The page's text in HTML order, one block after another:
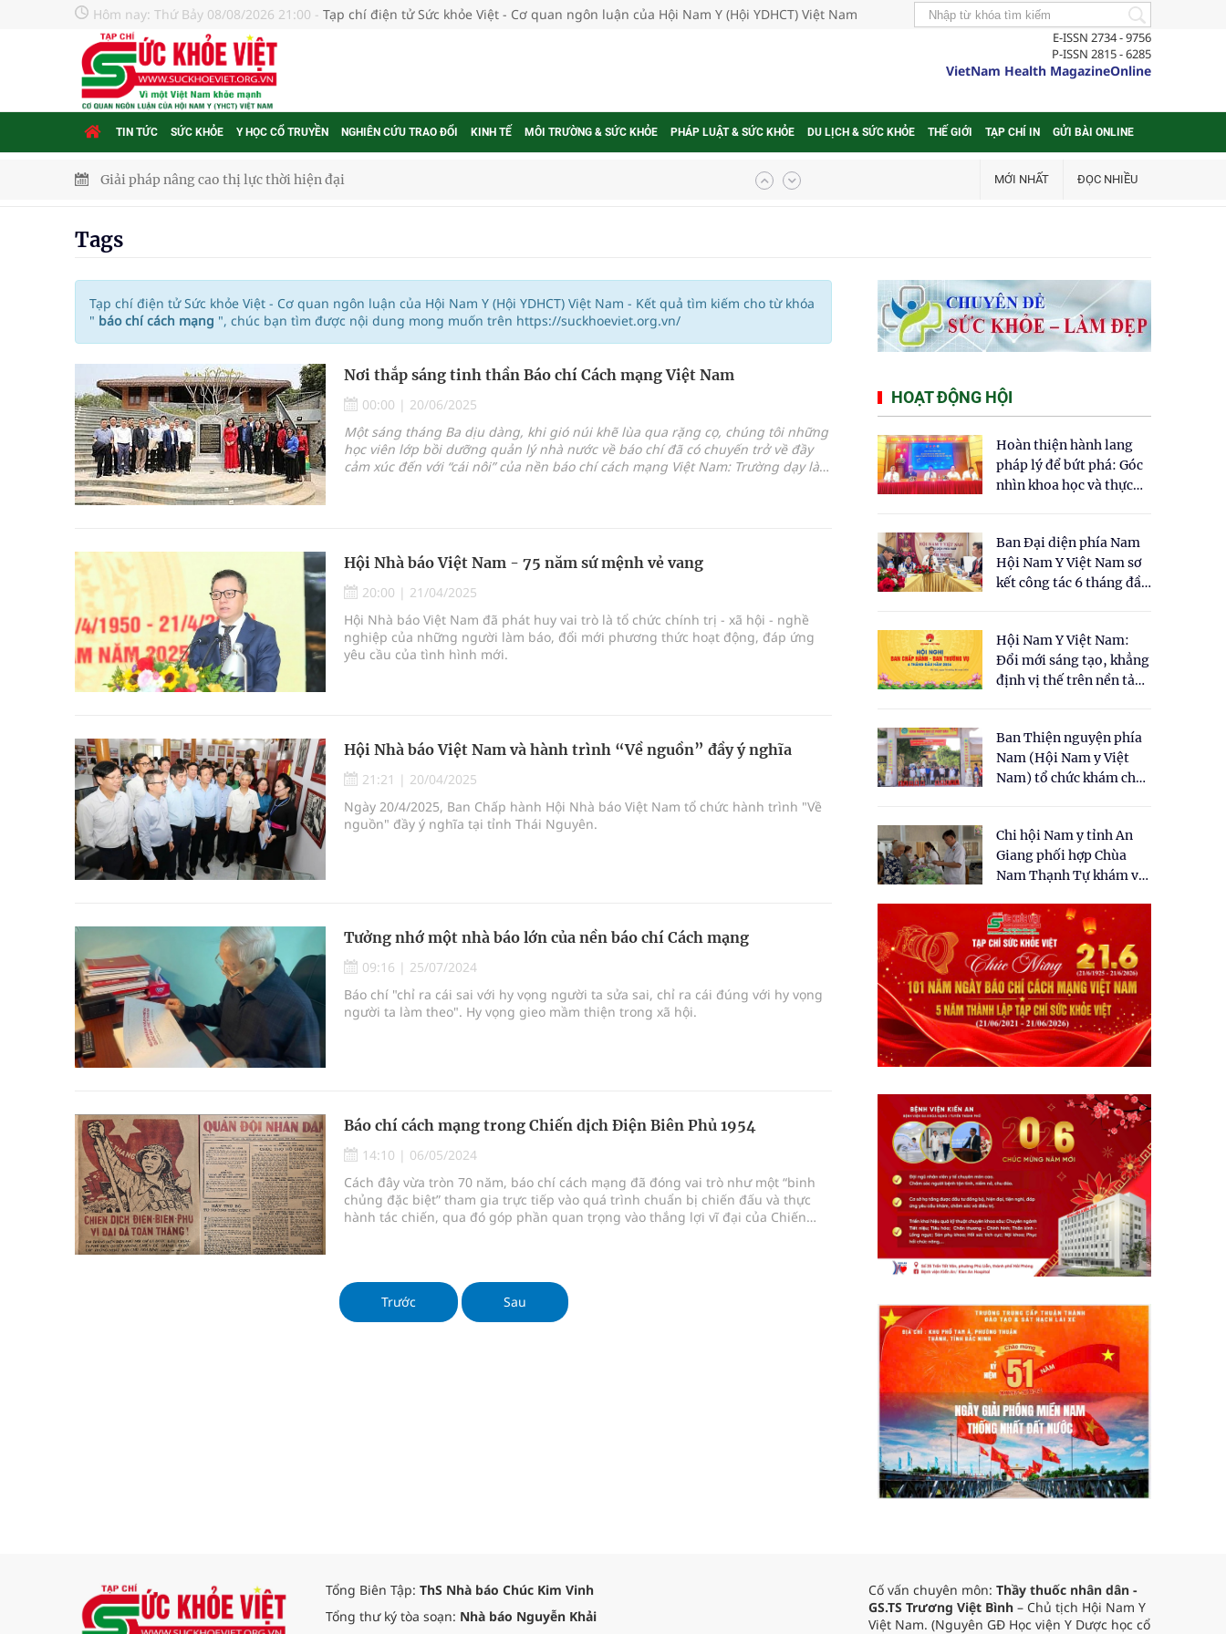
Hôm nay: Thứ Bảy 08/08/2026 21:00 - Tạp chí điện tử Sức khỏe Việt - Cơ quan ngôn luận của Hội Nam Y (Hội YDHCT) Việt Nam
E-ISSN 2734 - 9756
P-ISSN 2815 - 6285
VietNam Health MagazineOnline
TIN TỨC SỨC KHỎE Y HỌC CỔ TRUYỀN NGHIÊN CỨU TRAO ĐỔI KINH TẾ MÔI TRƯỜNG & SỨC KHỎE PHÁP LUẬT & SỨC KHỎE DU LỊCH & SỨC KHỎE THẾ GIỚI TẠP CHÍ IN GỬI BÀI ONLINE
Giải pháp nâng cao thị lực thời hiện đại
Dự báo thời tiết ngày 08/8/2026: Bắc Bộ nắng nóng, nhiệt độ cao nhất 35 độ
Đắk Lắk: Đẩy nhanh tiến độ khám sức khỏe định kỳ, khám sàng lọc cho người dân
Tổng hợp những cách trị thâm body nách, bẹn, mông cực hiệu quả
Tỷ lệ tật khúc xạ ở trẻ gia tăng: Khuyến nghị của chuyên gia
Nhiều lợi thế để nâng chất lượng y tế
Vương Thành Công: Khi việc học bắt đầu từ trải nghiệm thực tế
MỚI NHẤT ĐỌC NHIỀU
Tags
Tạp chí điện tử Sức khỏe Việt - Cơ quan ngôn luận của Hội Nam Y (Hội YDHCT) Việt Nam - Kết quả tìm kiếm cho từ khóa
" báo chí cách mạng ", chúc bạn tìm được nội dung mong muốn trên https://suckhoeviet.org.vn/
Nơi thắp sáng tinh thần Báo chí Cách mạng Việt Nam
00:00 | 20/06/2025
Một sáng tháng Ba dịu dàng, khi gió núi khẽ lùa qua rặng cọ, chúng tôi những
học viên lớp bồi dưỡng quản lý nhà nước về báo chí đã có chuyến trở về đầy
cảm xúc đến với “cái nôi” của nền báo chí cách mạng Việt Nam: Trường dạy làm
Hội Nhà báo Việt Nam - 75 năm sứ mệnh vẻ vang
20:00 | 21/04/2025
Hội Nhà báo Việt Nam đã phát huy vai trò là tổ chức chính trị - xã hội - nghề
nghiệp của những người làm báo, đổi mới phương thức hoạt động, đáp ứng
yêu cầu của tình hình mới.
Hội Nhà báo Việt Nam và hành trình “Về nguồn” đầy ý nghĩa
21:21 | 20/04/2025
Ngày 20/4/2025, Ban Chấp hành Hội Nhà báo Việt Nam tổ chức hành trình "Về
nguồn" đầy ý nghĩa tại tỉnh Thái Nguyên.
Tưởng nhớ một nhà báo lớn của nền báo chí Cách mạng
09:16 | 25/07/2024
Báo chí "chỉ ra cái sai với hy vọng người ta sửa sai, chỉ ra cái đúng với hy vọng
người ta làm theo". Hy vọng gieo mầm thiện trong xã hội.
Báo chí cách mạng trong Chiến dịch Điện Biên Phủ 1954
14:10 | 06/05/2024
Cách đây vừa tròn 70 năm, báo chí cách mạng đã đóng vai trò như một “binh
chủng đặc biệt” tham gia trực tiếp vào quá trình chuẩn bị chiến đấu và thực
hành tác chiến, qua đó góp phần quan trọng vào thắng lợi vĩ đại của Chiến
Trước Sau
HOẠT ĐỘNG HỘI
Hoàn thiện hành lang
pháp lý để bứt phá: Góc
nhìn khoa học và thực
cho Luật Y dược cổ
truyền Việt Nam"
Ban Đại diện phía Nam
Hội Nam Y Việt Nam sơ
kết công tác 6 tháng đầu
Hội Nam Y Việt Nam:
Đổi mới sáng tạo, khẳng
định vị thế trên nền tảng
Ban Thiện nguyện phía
Nam (Hội Nam y Việt
Nam) tổ chức khám chữa
dân tại xã Tân Tập
Chi hội Nam y tỉnh An
Giang phối hợp Chùa
Nam Thạnh Tự khám và
nhân dân
Tổng Biên Tập: ThS Nhà báo Chúc Kim Vinh
Tổng thư ký tòa soạn: Nhà báo Nguyễn Khải
Cố vấn chuyên môn: Thầy thuốc nhân dân -
GS.TS Trương Việt Bình – Chủ tịch Hội Nam Y
Việt Nam. (Nguyên GĐ Học viện Y Dược học cổ